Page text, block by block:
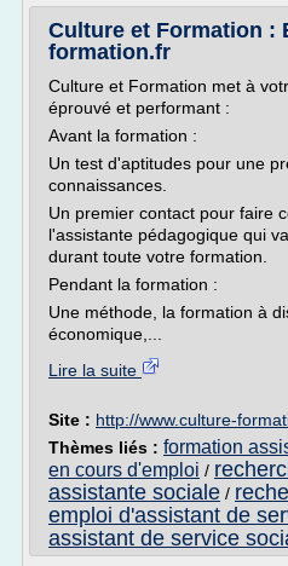
Culture et Formation :
formation.fr
Culture et Formation met à
éprouvé et performant :
Avant la formation :
Un test d'aptitudes pour une
connaissances.
Un premier contact pour faire
l'assistante pédagogique qui
durant toute votre formation.
Pendant la formation :
Une méthode, la formation à
économique,...
Lire la suite
Site : http://www.culture-
Thèmes liés : formation
en cours d'emploi /
assistante sociale /
emploi d'assistant de
assistant de service